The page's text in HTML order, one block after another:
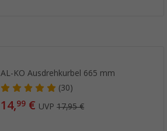
AL-KO Ausdrehkurbel 665 mm
(30)
14,99 € UVP17,95 €